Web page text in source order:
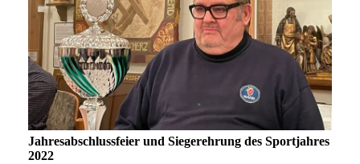
Jahresabschlussfeier und Siegerehrung des Sportjahres
2022